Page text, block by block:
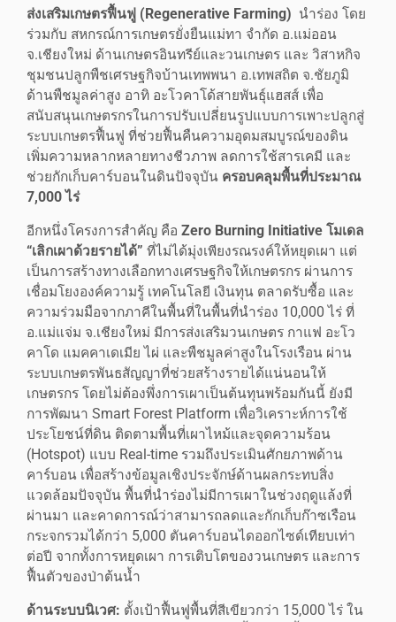
ส่งเสริมเกษตรฟื้นฟู (Regenerative Farming) นำร่อง โดย
ร่วมกับ สหกรณ์การเกษตรยั่งยืนแม่ทา จำกัด อ.แม่ออน
จ.เชียงใหม่ ด้านเกษตรอินทรีย์และวนเกษตร และ วิสาหกิจ
ชุมชนปลูกพืชเศรษฐกิจบ้านเทพพนา อ.เทพสถิต จ.ชัยภูมิ
ด้านพืชมูลค่าสูง อาทิ อะโวคาโด้สายพันธุ์แฮสส์ เพื่อ
สนับสนุนเกษตรกรในการปรับเปลี่ยนรูปแบบการเพาะปลูกสู่
ระบบเกษตรฟื้นฟู ที่ช่วยฟื้นคืนความอุดมสมบูรณ์ของดิน
เพิ่มความหลากหลายทางชีวภาพ ลดการใช้สารเคมี และ
ช่วยกักเก็บคาร์บอนในดินปัจจุบัน ครอบคลุมพื้นที่ประมาณ
7,000 ไร่
อีกหนึ่งโครงการสำคัญ คือ Zero Burning Initiative โมเดล
“เลิกเผาด้วยรายได้” ที่ไม่ได้มุ่งเพียงรณรงค์ให้หยุดเผา แต่
เป็นการสร้างทางเลือกทางเศรษฐกิจให้เกษตรกร ผ่านการ
เชื่อมโยงองค์ความรู้ เทคโนโลยี เงินทุน ตลาดรับซื้อ และ
ความร่วมมือจากภาคีในพื้นที่ในพื้นที่นำร่อง 10,000 ไร่ ที่
อ.แม่แจ่ม จ.เชียงใหม่ มีการส่งเสริมวนเกษตร กาแฟ อะโว
คาโด แมคคาเดเมีย ไผ่ และพืชมูลค่าสูงในโรงเรือน ผ่าน
ระบบเกษตรพันธสัญญาที่ช่วยสร้างรายได้แน่นอนให้
เกษตรกร โดยไม่ต้องพึ่งการเผาเป็นต้นทุนพร้อมกันนี้ ยังมี
การพัฒนา Smart Forest Platform เพื่อวิเคราะห์การใช้
ประโยชน์ที่ดิน ติดตามพื้นที่เผาไหม้และจุดความร้อน
(Hotspot) แบบ Real-time รวมถึงประเมินศักยภาพด้าน
คาร์บอน เพื่อสร้างข้อมูลเชิงประจักษ์ด้านผลกระทบสิ่ง
แวดล้อมปัจจุบัน พื้นที่นำร่องไม่มีการเผาในช่วงฤดูแล้งที่
ผ่านมา และคาดการณ์ว่าสามารถลดและกักเก็บก๊าซเรือน
กระจกรวมได้กว่า 5,000 ตันคาร์บอนไดออกไซด์เทียบเท่า
ต่อปี จากทั้งการหยุดเผา การเติบโตของวนเกษตร และการ
ฟื้นตัวของป่าต้นน้ำ
ด้านระบบนิเวศ: ตั้งเป้าฟื้นฟูพื้นที่สีเขียวกว่า 15,000 ไร่ ใน